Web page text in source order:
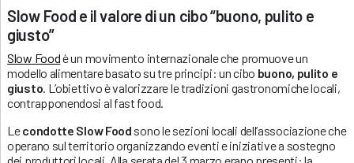
Slow Food e il valore di un cibo “buono, pulito e
giusto”
Slow Foodè un movimento internazionale che promuove un
modello alimentare basato su tre principi: un cibo buono, pulito e
giusto. L’obiettivo è valorizzare le tradizioni gastronomiche locali,
contrapponendosi al fast food.
Lecondotte Slow Food sono le sezioni locali dell’associazione che
operano sul territorio organizzando eventi e iniziative a sostegno